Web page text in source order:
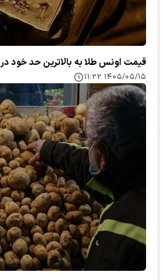
قیمت اونس طلا به بالاترین حد خود در ۷ هفته اخیر رسید
۱۴۰۵/۰۵/۱۵ ۱۱:۲۲